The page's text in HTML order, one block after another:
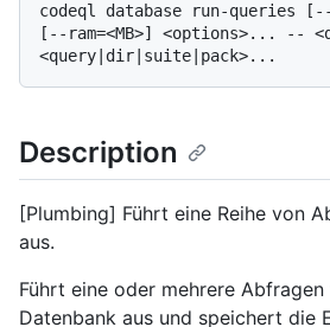
codeql database run-queries [--
[--ram=<MB>] <options>... --
Description
[Plumbing] Führt eine Reihe von
aus.
Führt eine oder mehrere
Datenbank aus und speichert die